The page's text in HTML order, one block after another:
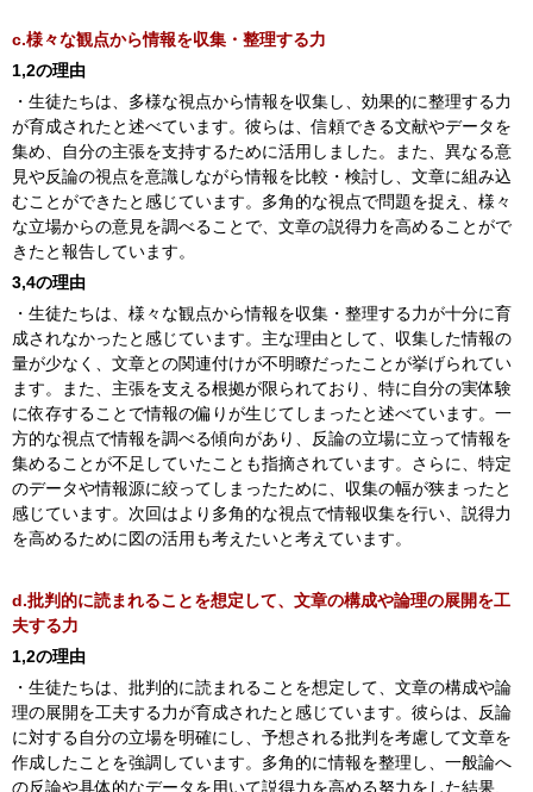
c.様々な観点から情報を収集・整理する力
1,2の理由
・生徒たちは、多様な視点から情報を収集し、効果的に整理する力
が育成されたと述べています。彼らは、信頼できる文献やデータを
集め、自分の主張を支持するために活用しました。また、異なる意
見や反論の視点を意識しながら情報を比較・検討し、文章に組み込
むことができたと感じています。多角的な視点で問題を捉え、様々
な立場からの意見を調べることで、文章の説得力を高めることがで
きたと報告しています。
3,4の理由
・生徒たちは、様々な観点から情報を収集・整理する力が十分に育
成されなかったと感じています。主な理由として、収集した情報の
量が少なく、文章との関連付けが不明瞭だったことが挙げられてい
ます。また、主張を支える根拠が限られており、特に自分の実体験
に依存することで情報の偏りが生じてしまったと述べています。一
方的な視点で情報を調べる傾向があり、反論の立場に立って情報を
集めることが不足していたことも指摘されています。さらに、特定
のデータや情報源に絞ってしまったために、収集の幅が狭まったと
感じています。次回はより多角的な視点で情報収集を行い、説得力
を高めるために図の活用も考えたいと考えています。
d.批判的に読まれることを想定して、文章の構成や論理の展開を工
夫する力
1,2の理由
・生徒たちは、批判的に読まれることを想定して、文章の構成や論
理の展開を工夫する力が育成されたと感じています。彼らは、反論
に対する自分の立場を明確にし、予想される批判を考慮して文章を
作成したことを強調しています。多角的に情報を整理し、一般論へ
の反論や具体的なデータを用いて説得力を高める努力をした結果、